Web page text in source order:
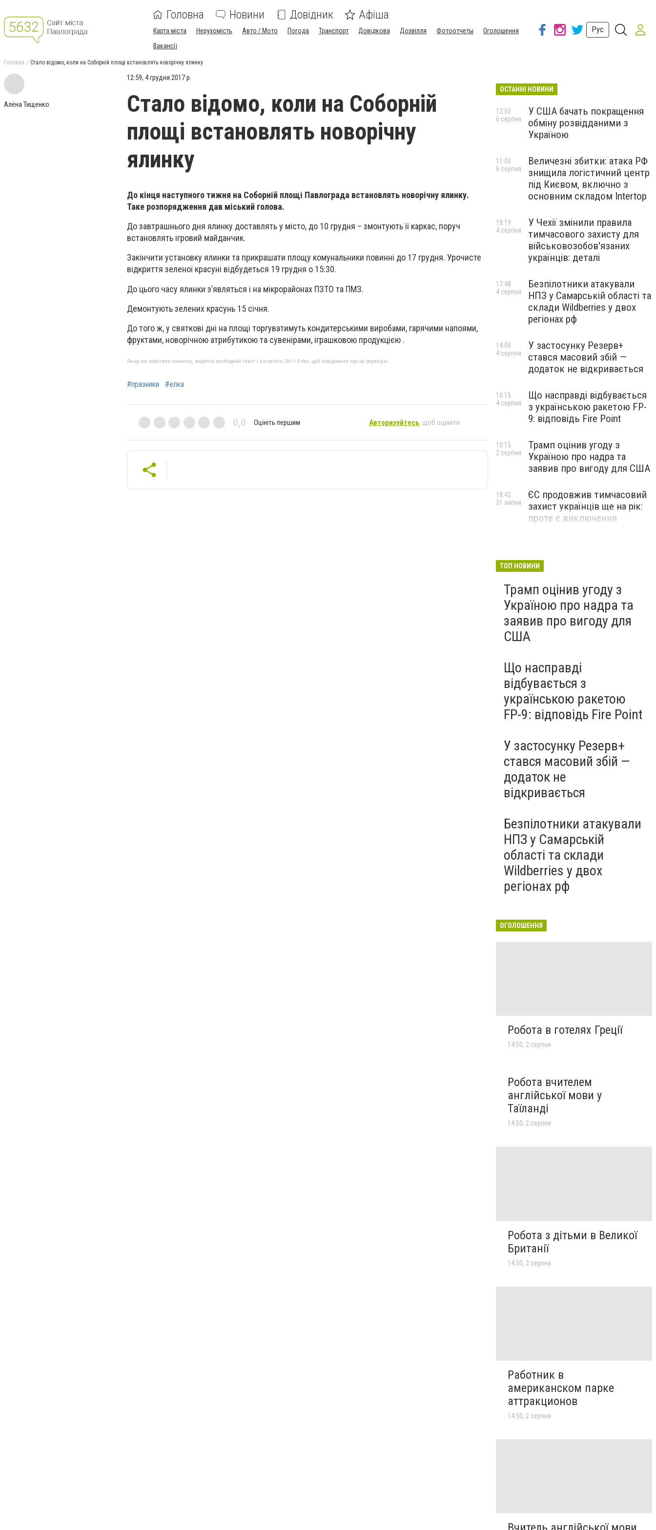
Головна Новини Довідник Афіша
Карта міста Нерухомість Авто / Мото Погода Транспорт Довідкова Дозвілля Фотоотчеты
Оголошення
Вакансії
Рус
Головна Стало відомо, коли на Соборній площі встановлять новорічну ялинку
Алёна Тищенко
12:59, 4 грудня 2017 р.
Стало відомо, коли на Соборній
площі встановлять новорічну
ялинку
До кінця наступного тижня на Соборній площі Павлограда встановлять новорічну ялинку.
Таке розпорядження дав міський голова.
До завтрашнього дня ялинку доставлять у місто, до 10 грудня – змонтують її каркас, поруч
встановлять ігровий майданчик.
Закінчити установку ялинки та прикрашати площу комунальники повинні до 17 грудня. Урочисте
відкриття зеленої красуні відбудеться 19 грудня о 15:30.
До цього часу ялинки з’являться і на мікрорайонах ПЗТО та ПМЗ.
Демонтують зелених красунь 15 січня.
До того ж, у святкові дні на площі торгуватимуть кондитерськими виробами, гарячими напоями,
фруктами, новорічною атрибутикою та сувенірами, іграшковою продукцією .
Якщо ви помітили помилку, виділіть необхідний текст і натисніть Ctrl + Enter, щоб повідомити про це редакцію
#празники #елка
0,0 Оцініть першим Авторизуйтесь, щоб оцінити
ОСТАННІ НОВИНИ
У США бачать покращення
обміну розвідданими з
Україною
12:50
6 серпня
Величезні збитки: атака РФ
знищила логістичний центр
під Києвом, включно з
основним складом Intertop
11:00
6 серпня
У Чехії змінили правила
тимчасового захисту для
військовозобов'язаних
українців: деталі
18:19
4 серпня
Безпілотники атакували
НПЗ у Самарській області та
склади Wildberries у двох
регіонах рф
17:48
4 серпня
У застосунку Резерв+
стався масовий збій —
додаток не відкривається
14:00
4 серпня
Що насправді відбувається
з українською ракетою FP-
9: відповідь Fire Point
10:15
4 серпня
Трамп оцінив угоду з
Україною про надра та
заявив про вигоду для США
10:15
2 серпня
ЄС продовжив тимчасовий
захист українців ще на рік:
проте є виключення
18:42
31 липня
ТОП НОВИНИ
Трамп оцінив угоду з
Україною про надра та
заявив про вигоду для
США
Що насправді
відбувається з
українською ракетою
FP-9: відповідь Fire Point
У застосунку Резерв+
стався масовий збій —
додаток не
відкривається
Безпілотники атакували
НПЗ у Самарській
області та склади
Wildberries у двох
регіонах рф
ОГОЛОШЕННЯ
Робота в готелях Греції
14:50, 2 серпня
Робота вчителем
англійської мови у
Таїланді
14:50, 2 серпня
Робота з дітьми в Великої
Британії
14:50, 2 серпня
Работник в
американском парке
аттракционов
14:50, 2 серпня